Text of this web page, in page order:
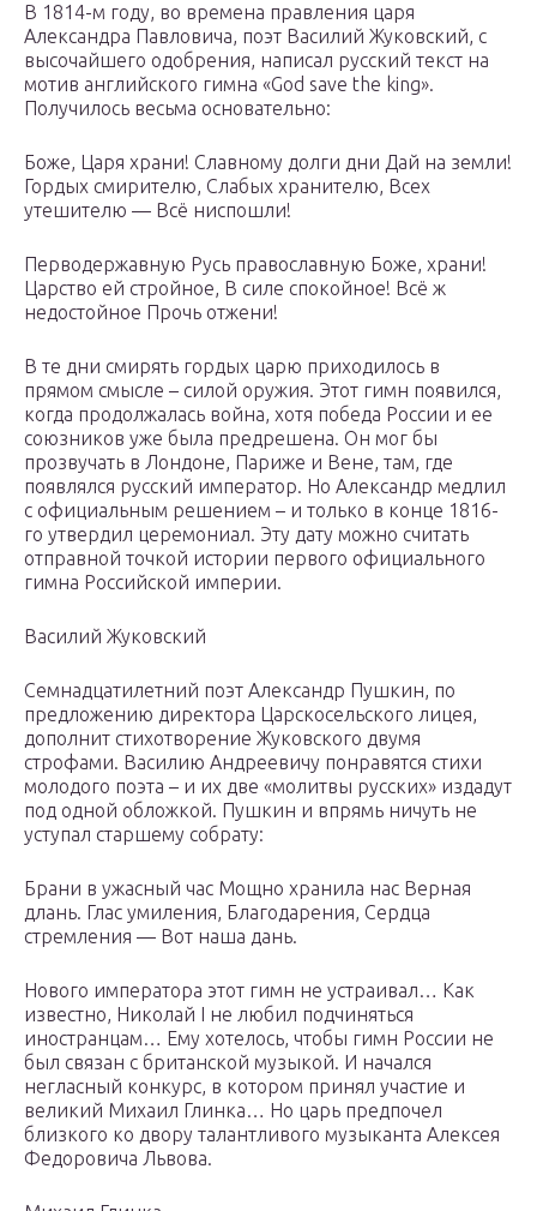
В 1814-м году, во времена правления царя
Александра Павловича, поэт Василий Жуковский, с
высочайшего одобрения, написал русский текст на
мотив английского гимна «God save the king».
Получилось весьма основательно:
Боже, Царя храни! Славному долги дни Дай на земли!
Гордых смирителю, Слабых хранителю, Всех
утешителю — Всё ниспошли!
Перводержавную Русь православную Боже, храни!
Царство ей стройное, В силе спокойное! Всё ж
недостойное Прочь отжени!
В те дни смирять гордых царю приходилось в
прямом смысле – силой оружия. Этот гимн появился,
когда продолжалась война, хотя победа России и ее
союзников уже была предрешена. Он мог бы
прозвучать в Лондоне, Париже и Вене, там, где
появлялся русский император. Но Александр медлил
с официальным решением – и только в конце 1816-
го утвердил церемониал. Эту дату можно считать
отправной точкой истории первого официального
гимна Российской империи.
Василий Жуковский
Семнадцатилетний поэт Александр Пушкин, по
предложению директора Царскосельского лицея,
дополнит стихотворение Жуковского двумя
строфами. Василию Андреевичу понравятся стихи
молодого поэта – и их две «молитвы русских» издадут
под одной обложкой. Пушкин и впрямь ничуть не
уступал старшему собрату:
Брани в ужасный час Мощно хранила нас Верная
длань. Глас умиления, Благодарения, Сердца
стремления — Вот наша дань.
Нового императора этот гимн не устраивал… Как
известно, Николай I не любил подчиняться
иностранцам… Ему хотелось, чтобы гимн России не
был связан с британской музыкой. И начался
негласный конкурс, в котором принял участие и
великий Михаил Глинка… Но царь предпочел
близкого ко двору талантливого музыканта Алексея
Федоровича Львова.